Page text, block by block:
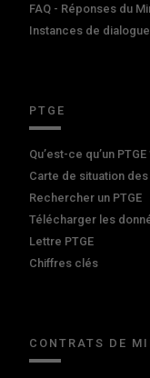
FAQ - Réponses du
Instances de
PTGE
Qu’est-ce qu’un PTGE
Carte de situation des
Rechercher un PTGE
Télécharger les
Lettre PTGE
Chiffres clés
CONTRATS DE